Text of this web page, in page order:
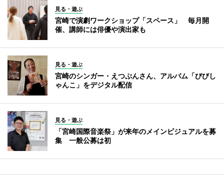
見る・遊ぶ
宮崎で演劇ワークショップ「スペース」 毎月開
催、講師には俳優や演出家も
見る・遊ぶ
宮崎のシンガー・えつぷんさん、アルバム「びびし
ゃんこ」をデジタル配信
見る・遊ぶ
「宮崎国際音楽祭」が来年のメインビジュアルを募
集 一般公募は初